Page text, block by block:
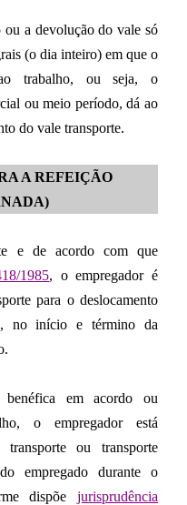
ou a devolução do vale só
(o dia inteiro) em que o
ao trabalho, ou seja, o
ou meio período, dá ao
do vale transporte.
A REFEIÇÃO
e de acordo com que
1985, o empregador é
para o deslocamento
no início e término da
benéfica em acordo ou
o empregador está
ou transporte
empregado durante o
dispõe
jurisprudência